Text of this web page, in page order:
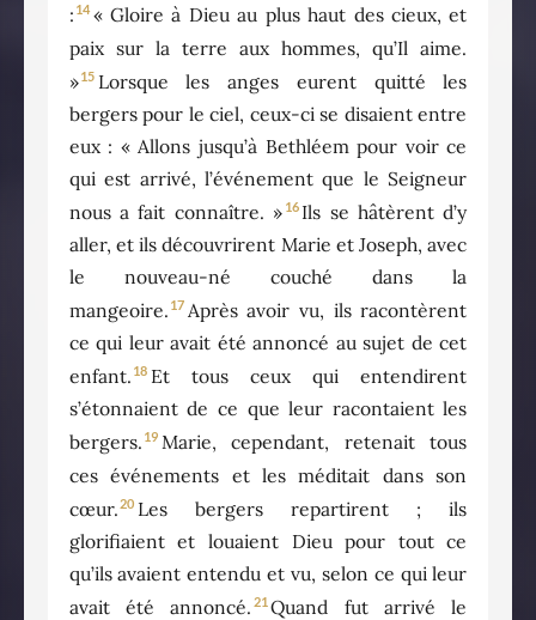
: 14 « Gloire à Dieu au plus haut des cieux, et
paix sur la terre aux hommes, qu’Il aime.
»15 Lorsque les anges eurent quitté les
bergers pour le ciel, ceux-ci se disaient entre
eux : « Allons jusqu’à Bethléem pour voir ce
qui est arrivé, l’événement que le Seigneur
nous a fait connaître. » 16 Ils se hâtèrent d’y
aller, et ils découvrirent Marie et Joseph, avec
le nouveau-né couché dans la
mangeoire. 17 Après avoir vu, ils racontèrent
ce qui leur avait été annoncé au sujet de cet
enfant. 18 Et tous ceux qui entendirent
s’étonnaient de ce que leur racontaient les
bergers. 19 Marie, cependant, retenait tous
ces événements et les méditait dans son
cœur.20 Les bergers repartirent ; ils
glorifiaient et louaient Dieu pour tout ce
qu’ils avaient entendu et vu, selon ce qui leur
avait été annoncé. 21 Quand fut arrivé le